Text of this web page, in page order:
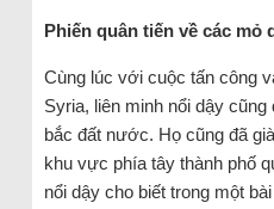
Phiến quân tiến về các mỏ
Cùng lúc với cuộc tấn công
Syria, liên minh nổi dậy
bắc đất nước. Họ cũng đã
khu vực phía tây thành phố
nổi dậy cho biết trong một